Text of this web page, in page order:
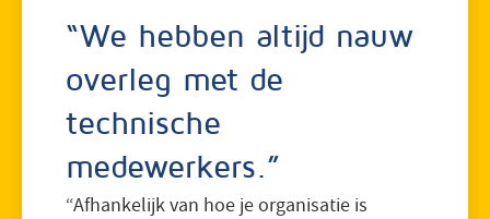
“We hebben altijd nauw
overleg met de
technische
medewerkers.”
“Afhankelijk van hoe je organisatie is